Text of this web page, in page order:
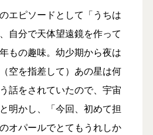
エピソードとして「うちは
自分で天体望遠鏡を作って
もの趣味。幼少期から夜は
空を指差して）あの星は何
話をされていたので、宇宙
明かし、「今回、初めて担
オパールでとてもうれしか